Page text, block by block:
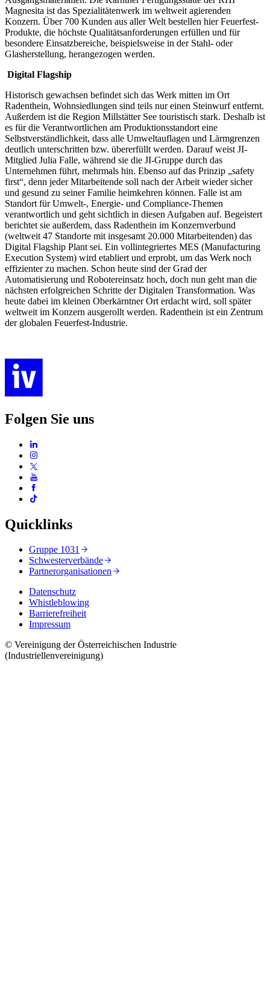
Magnesita ist das Spezialitätenwerk im weltweit agierenden
Konzern. Über 700 Kunden aus aller Welt bestellen hier Feuerfest-
Produkte, die höchste Qualitätsanforderungen erfüllen und für
besondere Einsatzbereiche, beispielsweise in der Stahl- oder
Glasherstellung, herangezogen werden.
Digital Flagship
Historisch gewachsen befindet sich das Werk mitten im Ort
Radenthein, Wohnsiedlungen sind teils nur einen Steinwurf entfernt.
Außerdem ist die Region Millstätter See touristisch stark. Deshalb ist
es für die Verantwortlichen am Produktionsstandort eine
Selbstverständlichkeit, dass alle Umweltauflagen und Lärmgrenzen
deutlich unterschritten bzw. übererfüllt werden. Darauf weist JI-
Mitglied Julia Falle, während sie die JI-Gruppe durch das
Unternehmen führt, mehrmals hin. Ebenso auf das Prinzip „safety
first“, denn jeder Mitarbeitende soll nach der Arbeit wieder sicher
und gesund zu seiner Familie heimkehren können. Falle ist am
Standort für Umwelt-, Energie- und Compliance-Themen
verantwortlich und geht sichtlich in diesen Aufgaben auf. Begeistert
berichtet sie außerdem, dass Radenthein im Konzernverbund
(weltweit 47 Standorte mit insgesamt 20.000 Mitarbeitenden) das
Digital Flagship Plant sei. Ein vollintegriertes MES (Manufacturing
Execution System) wird etabliert und erprobt, um das Werk noch
effizienter zu machen. Schon heute sind der Grad der
Automatisierung und Robotereinsatz hoch, doch nun geht man die
nächsten erfolgreichen Schritte der Digitalen Transformation. Was
heute dabei im kleinen Oberkärntner Ort erdacht wird, soll später
weltweit im Konzern ausgerollt werden. Radenthein ist ein Zentrum
der globalen Feuerfest-Industrie.
Folgen Sie uns
Quicklinks
Gruppe 1031
Schwesterverbände
Partnerorganisationen
Datenschutz
Whistleblowing
Barrierefreiheit
Impressum
© Vereinigung der Österreichischen Industrie
(Industriellenvereinigung)